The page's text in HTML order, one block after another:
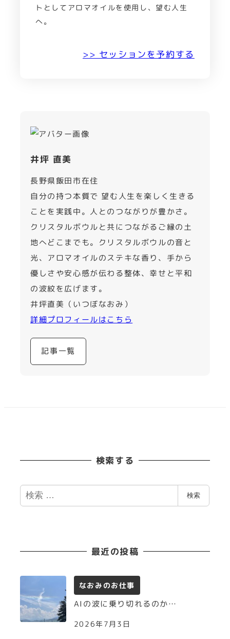
トとしてアロマオイルを使用し、望む人生
へ。
>> セッションを予約する
井坪 直美
長野県飯田市在住
自分の持つ本質で 望む人生を楽しく生きる
ことを実践中。人とのつながりが豊かさ。
クリスタルボウルと共につながるご縁の土
地へどこまでも。クリスタルボウルの音と
光、アロマオイルのステキな香り、手から
優しさや安心感が伝わる整体、幸せと平和
の波紋を広げます。
井坪直美（いつぼなおみ）
詳細プロフィールはこちら
記事一覧
検索する
検
索
検索
最近の投稿
なおみのお仕事
AIの波に乗り切れるのか…
2026年7月3日